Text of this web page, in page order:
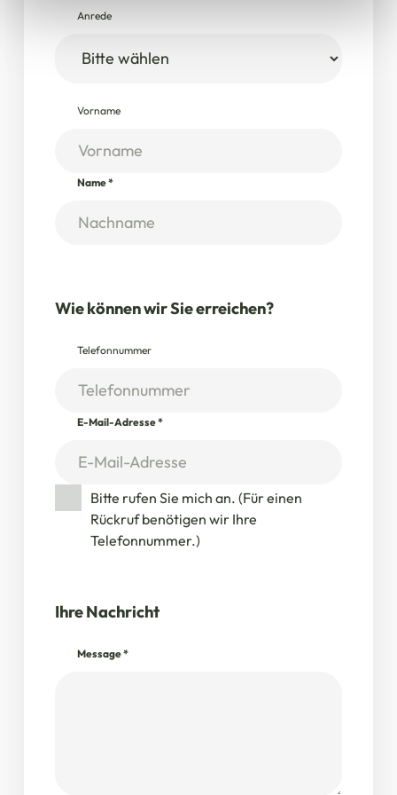
gesammelt haben.
Anrede
Vorname
Name*
Wie können wir Sie erreichen?
Telefonnummer
E-Mail-Adresse*
Bitte rufen Sie mich an. (Für einen
Rückruf benötigen wir Ihre
Telefonnummer.)
Ihre Nachricht
Message*